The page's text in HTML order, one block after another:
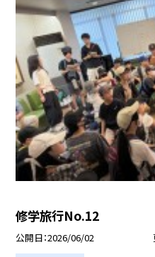
修学旅行No.12
公開日 2026/06/02